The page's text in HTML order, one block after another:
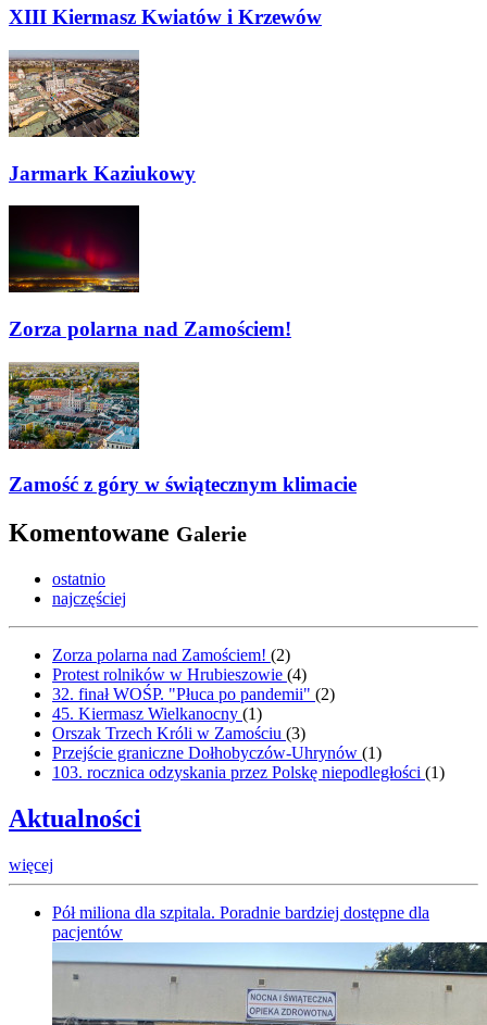
XIII Kiermasz Kwiatów i Krzewów
Jarmark Kaziukowy
Zorza polarna nad Zamościem!
Zamość z góry w świątecznym klimacie
Komentowane Galerie
ostatnio
najczęściej
Zorza polarna nad Zamościem! (2)
Protest rolników w Hrubieszowie (4)
32. finał WOŚP. "Płuca po pandemii" (2)
45. Kiermasz Wielkanocny (1)
Orszak Trzech Króli w Zamościu (3)
Przejście graniczne Dołhobyczów-Uhrynów (1)
103. rocznica odzyskania przez Polskę niepodległości (1)
Aktualności
więcej
Pół miliona dla szpitala. Poradnie bardziej dostępne dla
pacjentów